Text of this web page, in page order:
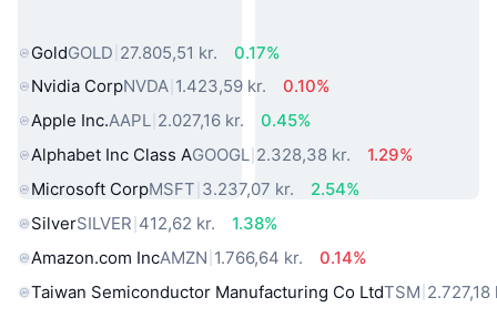
GoldGOLD 27.805,51 kr.
0.17%
Nvidia CorpNVDA 1.423,59 kr.
0.10%
Apple Inc.AAPL 2.027,16 kr.
0.45%
Alphabet Inc Class AGOOGL 2.328,38 kr.
1.29%
Microsoft CorpMSFT 3.237,07 kr.
2.54%
SilverSILVER 412,62 kr.
1.38%
Amazon.com IncAMZN 1.766,64 kr.
0.14%
Taiwan Semiconductor Manufacturing Co LtdTSM 2.727,18